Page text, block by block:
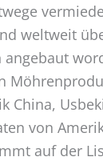
weltweit
China,
von
auf der